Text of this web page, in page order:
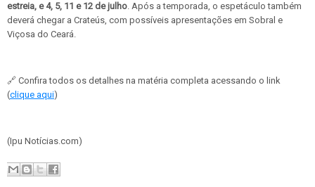
estreia, e 4, 5, 11 e 12 de julho. Após a temporada, o espetáculo também
deverá chegar a Crateús, com possíveis apresentações em Sobral e
Viçosa do Ceará.
🔗 Confira todos os detalhes na matéria completa acessando o link
(clique aqui)
(Ipu Notícias.com)